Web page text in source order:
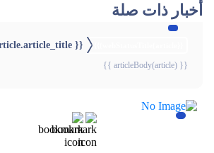
أخبار ذات صلة
{{ article.article_title }}
{{ articleBody(article) }}